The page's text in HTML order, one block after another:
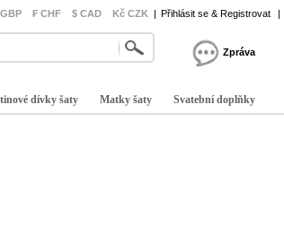
₣ CHF $ CAD Kč CZK | Přihlásit se & Registrovat |
Zpráva
dívky šaty Matky šaty Svatební doplňky